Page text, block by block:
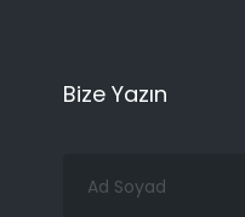
Bize Yazın
Soyad